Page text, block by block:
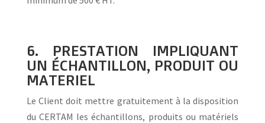
6. PRESTATION IMPLIQUANT
UN ÉCHANTILLON, PRODUIT OU
MATERIEL
Le Client doit mettre gratuitement à la disposition
du CERTAM les échantillons, produits ou matériels